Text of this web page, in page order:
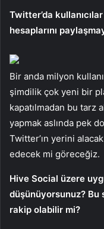
Twitter’da
hesaplarını
Bir anda milyon
şimdilik çok yeni bir
kapatılmadan bu tarz
yapmak aslında pek
Twitter’ın yerini
edecek mi göreceğiz.
Hive Social üzere
düşünüyorsunuz?
rakip olabilir mi?